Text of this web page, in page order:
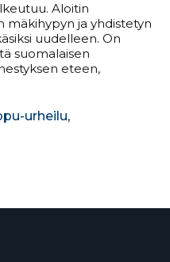
Aloitin
mäkihypyn ja yhdistetyn
uudelleen. On
suomalaisen
eteen,
urheilu,